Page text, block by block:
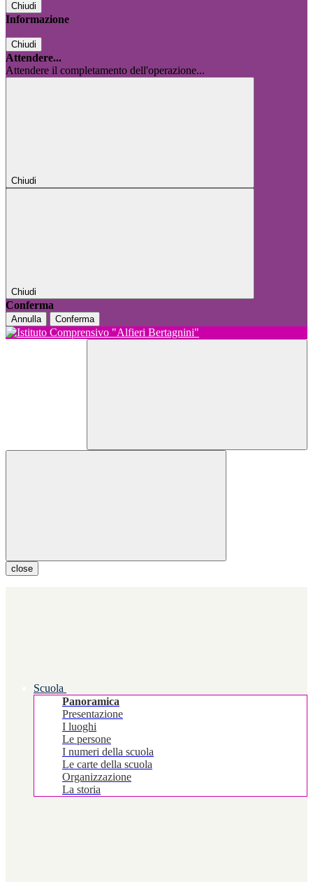
Chiudi
Informazione
Chiudi
Attendere...
Attendere il completamento dell'operazione...
Chiudi
Chiudi
Conferma
Annulla Conferma
close
Scuola
Panoramica
Presentazione
I luoghi
Le persone
I numeri della scuola
Le carte della scuola
Organizzazione
La storia